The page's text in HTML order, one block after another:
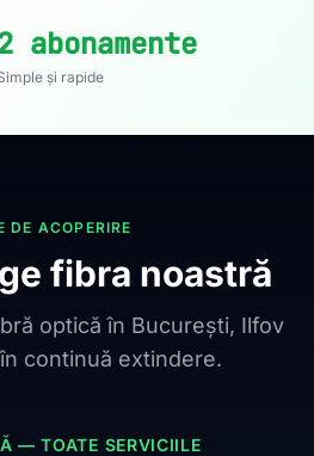
abonamente
și rapide
DE ACOPERIRE
fibra noastră
optică în București, Ilfov
continuă extindere.
— TOATE SERVICIILE